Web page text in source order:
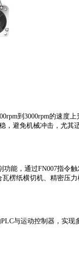
到3000rpm的速度
，避免机械冲击，尤其
能，通过FN007指令
楞纸横切机、精密压
与运动控制器，实